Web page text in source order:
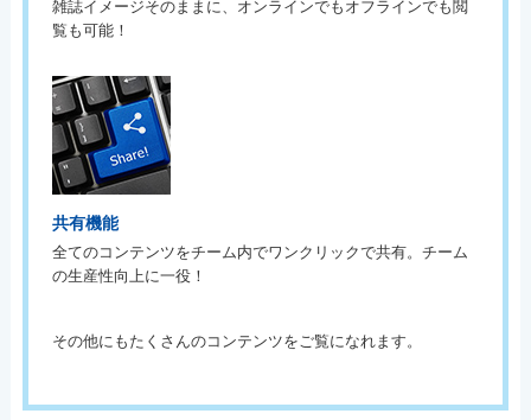
雑誌イメージそのままに、オンラインでもオフラインでも閲
覧も可能！
共有機能
全てのコンテンツをチーム内でワンクリックで共有。チーム
の生産性向上に一役！
その他にもたくさんのコンテンツをご覧になれます。